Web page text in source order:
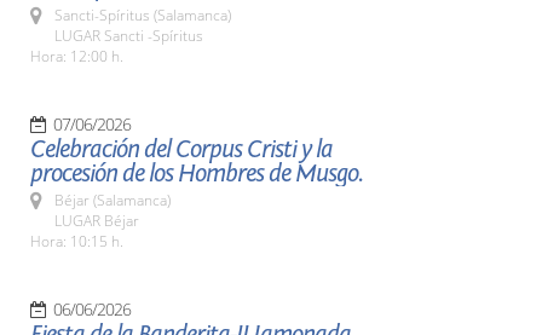
Sancti-Spíritus (Salamanca)
LUGAR Sancti -Spíritus
Hora: 12:00 h.
07/06/2026
Celebración del Corpus Cristi y la
procesión de los Hombres de Musgo.
Béjar (Salamanca)
LUGAR Béjar
Hora: 10:15 h.
06/06/2026